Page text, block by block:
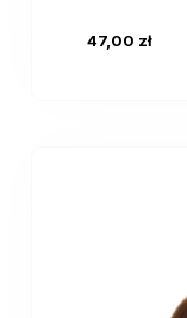
47,00 zł